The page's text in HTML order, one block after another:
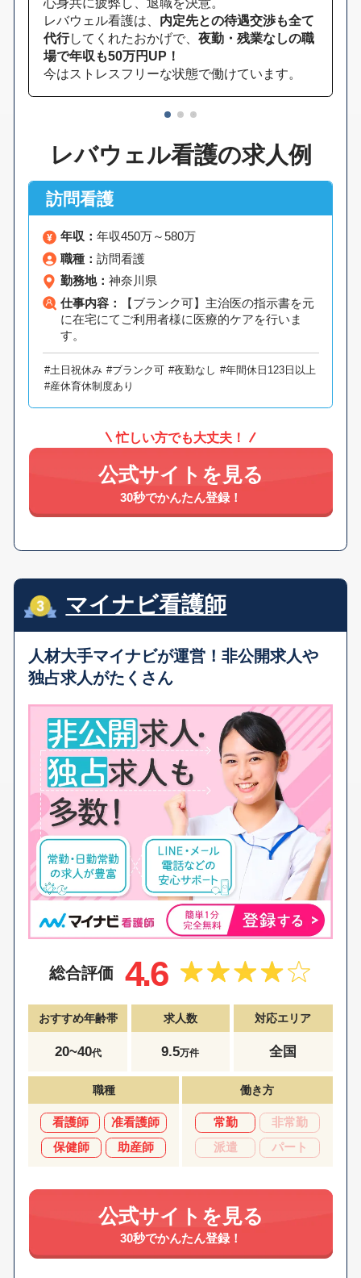
レバウェル看護は、 内定先との待遇交渉も全て
代行してくれたおかげで、 夜勤・残業なしの職
場で年収も50万円UP！
今はストレスフリーな状態で働けています。
レバウェル看護の求人例
訪問看護
年収： 年収450万～580万
職種： 訪問看護
勤務地： 神奈川県
仕事内容：
【ブランク可】主治医の指示書を元
に在宅にてご利用者様に医療的ケアを行いま
す。
#土日祝休み #ブランク可 #夜勤なし #年間休日123日以上
#産休育休制度あり
忙しい方でも大丈夫！
公式サイトを見る
30秒でかんたん登録！
マイナビ看護師
人材大手マイナビが運営！非公開求人や
独占求人がたくさん
総合評価 4.6
おすすめ年齢帯
20~40代
求人数
9.5万件
対応エリア
全国
職種
看護師
准看護師
保健師
助産師
働き方
常勤
非常勤
派遣
パート
公式サイトを見る
30秒でかんたん登録！